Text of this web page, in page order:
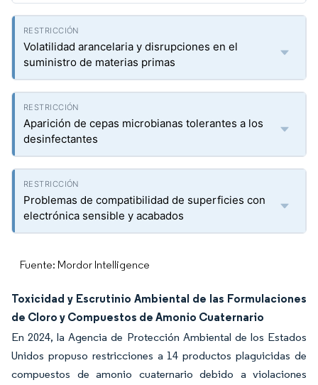
Volatilidad arancelaria y disrupciones en el
suministro de materias primas
Aparición de cepas microbianas tolerantes a los
desinfectantes
Problemas de compatibilidad de superficies con
electrónica sensible y acabados
Fuente: Mordor Intelligence
Toxicidad y Escrutinio Ambiental de las Formulaciones
de Cloro y Compuestos de Amonio Cuaternario
En 2024, la Agencia de Protección Ambiental de los Estados
Unidos propuso restricciones a 14 productos plaguicidas de
compuestos de amonio cuaternario debido a violaciones